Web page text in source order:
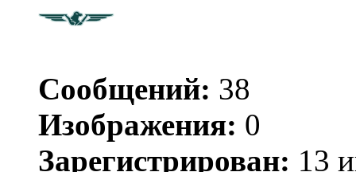
Сообщений: 38
Изображения: 0
Зарегистрирован: 13